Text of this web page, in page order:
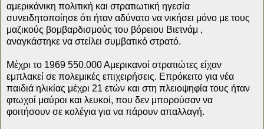
αμερικάνικη πολιτική και στρατιωτική ηγεσία
συνειδητοποίησε ότι ήταν αδύνατο να νικήσει μόνο με τους
μαζικούς βομβαρδισμούς του βόρειου Βιετνάμ ,
αναγκάστηκε να στείλει συμβατικό στρατό.
Μέχρι το 1969 550.000 Αμερικανοί στρατιώτες είχαν
εμπλακεί σε πολεμικές επιχειρήσεις. Επρόκειτο για νέα
παιδιά ηλικίας μέχρι 21 ετών και στη πλειοψηφία τους ήταν
φτωχοί μαύροι και λευκοί, που δεν μπορούσαν να
φοιτήσουν σε κολέγια για να πάρουν απαλλαγή.